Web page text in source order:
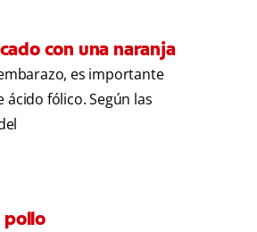
con una naranja
es importante
fólico. Según las
pollo